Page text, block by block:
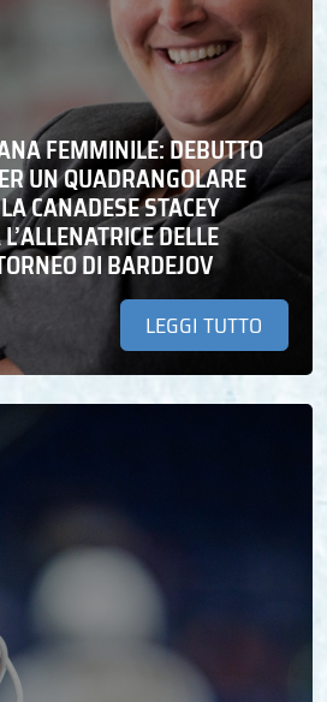
FEMMINILE: DEBUTTO
UN QUADRANGOLARE
CANADESE STACEY
DELLE
DI BARDEJOV
LEGGI TUTTO